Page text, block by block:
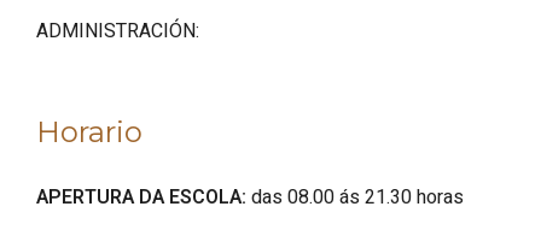
ADMINISTRACIÓN:
Horario
APERTURA DA ESCOLA: das 08.00 ás 21.30 horas